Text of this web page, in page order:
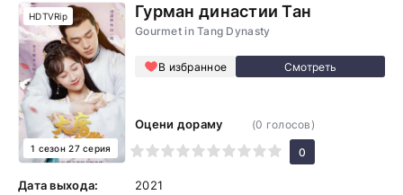
Гурман династии Тан
Gourmet in Tang Dynasty
В избранное
HDTVRip
1 сезон 27 серия
Оцени дораму
1
2 3 4 5 7 8 9 10
(0 голосов)
0
Дата выхода:
2021